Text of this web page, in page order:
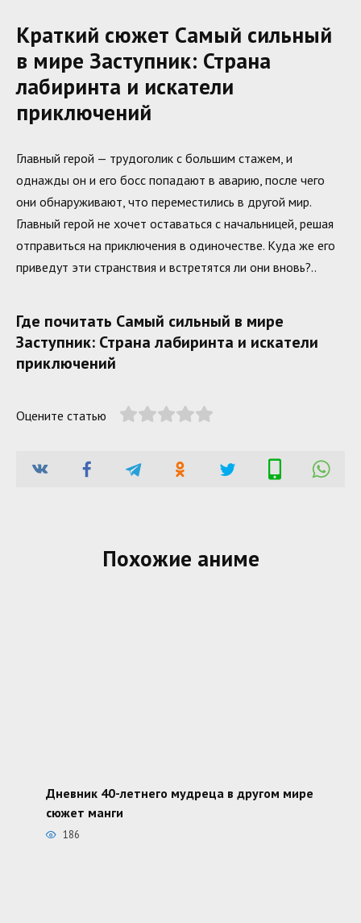
Краткий сюжет Самый сильный
в мире Заступник: Страна
лабиринта и искатели
приключений
Главный герой — трудоголик с большим стажем, и
однажды он и его босс попадают в аварию, после чего
они обнаруживают, что переместились в другой мир.
Главный герой не хочет оставаться с начальницей, решая
отправиться на приключения в одиночестве. Куда же его
приведут эти странствия и встретятся ли они вновь?..
Где почитать Самый сильный в мире
Заступник: Страна лабиринта и искатели
приключений
Оцените статью
Похожие аниме
Дневник 40-летнего мудреца в другом мире
сюжет манги
186